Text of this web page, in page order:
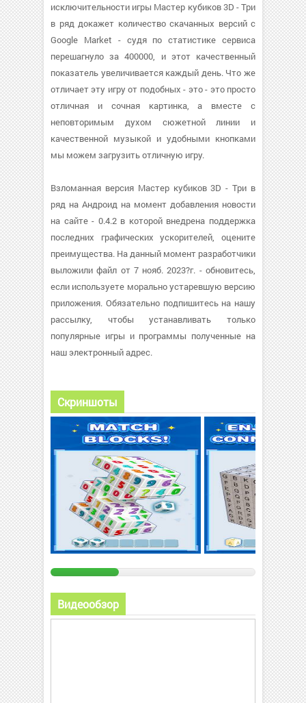
исключительности игры Мастер кубиков 3D - Три
в ряд докажет количество скачанных версий с
Google Market - судя по статистике сервиса
перешагнуло за 400000, и этот качественный
показатель увеличивается каждый день. Что же
отличает эту игру от подобных - это - это просто
отличная и сочная картинка, а вместе с
неповторимым духом сюжетной линии и
качественной музыкой и удобными кнопками
мы можем загрузить отличную игру.
Взломанная версия Мастер кубиков 3D - Три в
ряд на Андроид на момент добавления новости
на сайте - 0.4.2 в которой внедрена поддержка
последних графических ускорителей, оцените
преимущества. На данный момент разработчики
выложили файл от 7 нояб. 2023?г. - обновитесь,
если используете морально устаревшую версию
приложения. Обязательно подпишитесь на нашу
рассылку, чтобы устанавливать только
популярные игры и программы полученные на
наш электронный адрес.
Скриншоты
Видеообзор